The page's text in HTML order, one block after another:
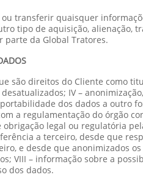
transferir quaisquer
tipo de aquisição, alienação,
parte da Global Tratores.
são direitos do Cliente como
IV –
dos dados a outro
a regulamentação do órgão
legal ou regulatória
a terceiro, desde que
e desde que anonimizados
VIII – informação sobre a
dos dados.